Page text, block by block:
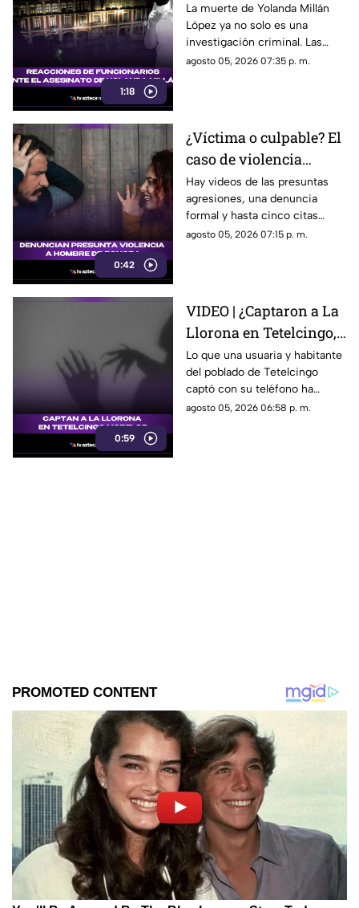
1:18
Morelenses ante el
asesinato de Yolanda
Millán, ayudante
municipal de
La muerte de Yolanda Millán
López ya no solo es una
investigación criminal. Las
reacciones continúan
fuertes. ¿Qué dijeron las
autoridades y qué sigue en el
caso?
agosto 05, 2026 07:35 p. m.
0:42
¿Víctima o culpable? El
caso de violencia
contra los hombres en
Sonora que está
generando
conversación en redes
Hay videos de las presuntas
agresiones, una denuncia
formal y hasta cinco citas
psicológicas canceladas; aun
agosto 05, 2026 07:15 p. m.
0:59
VIDEO | ¿Captaron a La
Llorona en Tetelcingo,
Morelos? Misteriosa
figura y lamentos en
Tetelcingo, Morelos,
estremecen las redes
Lo que una usuaria y habitante
del poblado de Tetelcingo
captó con su teléfono ha
dejado a muchos morelenses
agosto 05, 2026 06:58 p. m.